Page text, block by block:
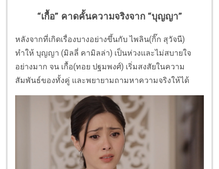
“เกื้อ” คาดคั้นความจริงจาก “บุญญา”
หลังจากที่เกิดเรื่องบางอย่างขึ้นกับ ไพลิน(กิ๊ก สุวัจนี)
ทำให้ บุญญา (มิลลี่ คามิลล่า) เป็นห่วงและไม่สบายใจ
อย่างมาก จน เกื้อ(ทอย ปฐมพงศ์) เริ่มสงสัยในความ
สัมพันธ์ของทั้งคู่ และพยายามถามหาความจริงให้ได้